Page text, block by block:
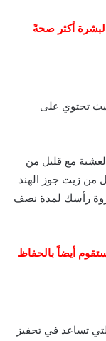
لبشرة أكثر صحةً
تحتوي على
مع قليل من
من زيت جوز الهند
رأسك لمدة نصف
أيضاً بالحفاظ
تساعد في تحفيز